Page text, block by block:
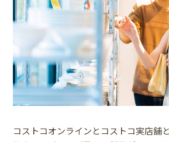
コストコオンラインとコストコ実店舗